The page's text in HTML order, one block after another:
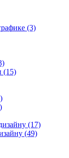
(3)
(15)
(17)
(49)